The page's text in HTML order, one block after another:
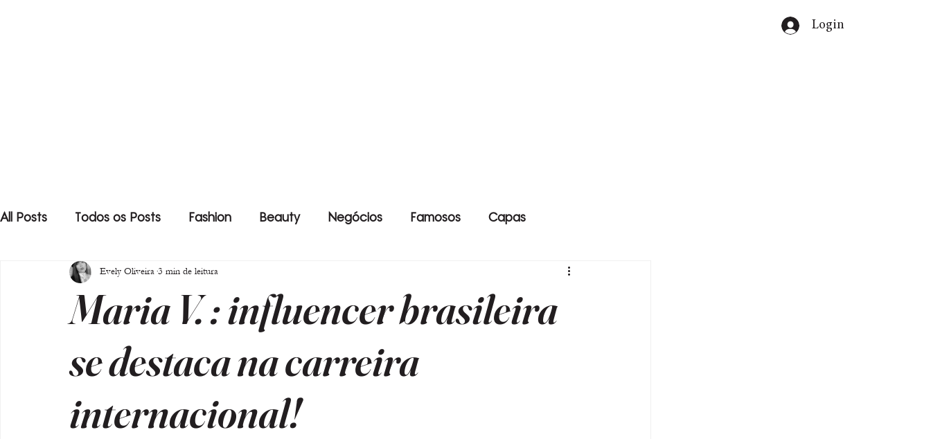
Login
All Posts Todos os Posts Fashion Beauty Negócios Famosos Capas
Maria V. : influencer brasileira
se destaca na carreira
internacional!
Evely Oliveira 3 min de leitura